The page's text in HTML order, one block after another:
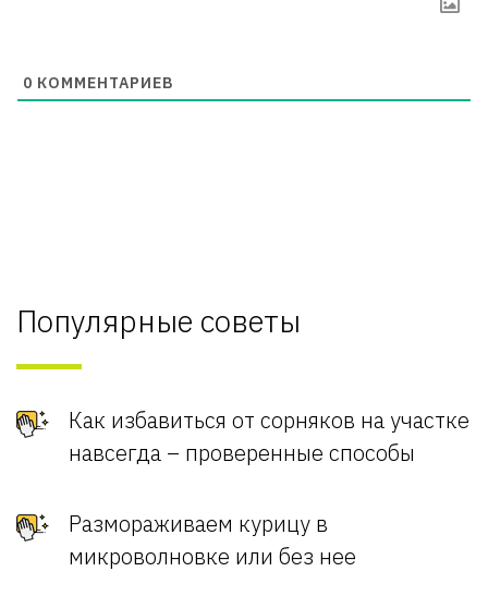
0 КОММЕНТАРИЕВ
Популярные советы
Как избавиться от сорняков на участке
навсегда – проверенные способы
Размораживаем курицу в
микроволновке или без нее